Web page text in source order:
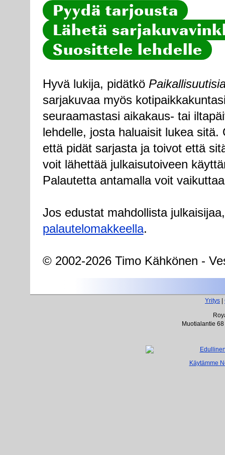
Pyydä tarjousta
Lähetä
Suosittele lehdelle
Hyvä lukija, pidätkö
sarjakuvaa myös
seuraamastasi aikakaus- tai
lehdelle, josta haluaisit lukea
että pidät sarjasta ja toivot että
voit lähettää julkaisutoiveen
Palautetta antamalla voit
Jos edustat mahdollista
palautelomakkeella.
© 2002-2026 Timo Kähkönen -
Yritys
Muotialantie
Käytämme